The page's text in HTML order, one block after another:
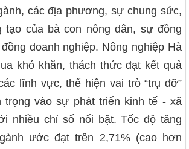
các địa phương, sự chung sức,
tạo của bà con nông dân, sự đồng
doanh nghiệp. Nông nghiệp Hà
khó khăn, thách thức đạt kết quả
lĩnh vực, thể hiện vai trò “trụ đỡ”
trọng vào sự phát triển kinh tế - xã
nhiều chỉ số nổi bật. Tốc độ tăng
ước đạt trên 2,71% (cao hơn